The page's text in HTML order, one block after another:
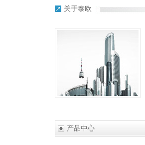
关于泰欧
产品中心